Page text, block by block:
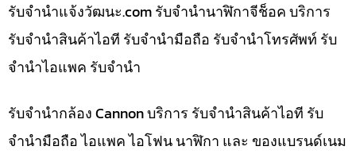
รับจํานําแจ้งวัฒนะ.com รับจำนำนาฬิกาจีช็อค บริการ
รับจำนำสินค้าไอที รับจำนำมือถือ รับจำนำโทรศัพท์ รับ
จำนำไอแพค รับจำนำ
รับจำนำกล้อง Cannon บริการ รับจำนำสินค้าไอที รับ
จำนำมือถือ ไอแพค ไอโฟน นาฬิกา และ ของแบรนด์เนม